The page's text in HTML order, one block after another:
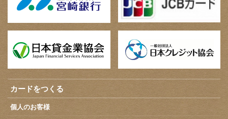
カードをつくる
個人のお客様